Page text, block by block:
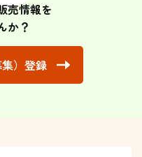
売情報を
か？
募集）登録